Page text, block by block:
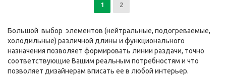
1 2
Большой выбор элементов (нейтральные, подогреваемые,
холодильные) различной длины и функционального
назначения позволяет формировать линии раздачи, точно
соответствующие Вашим реальным потребностям и что
позволяет дизайнерам вписать ее в любой интерьер.